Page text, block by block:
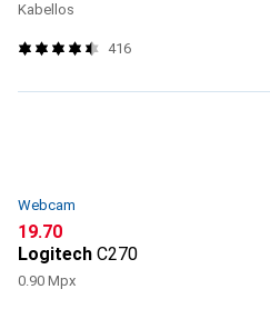
Kabellos
416
Webcam
CHF
19.70
Logitech C270
0.90 Mpx